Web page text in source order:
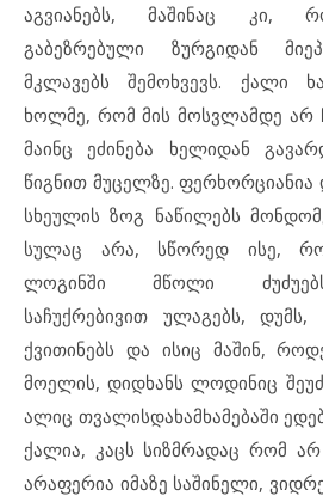
აგვიანებს, მაშინაც კი,
გაბეზრებული ზურგიდან
მკლავებს შემოხვევს. ქალი
ხოლმე, რომ მის მოსვლამდე არ
მაინც ეძინება ხელიდან
წიგნით მუცელზე.
სხეულის ზოგ ნაწილებს
სულაც არა, სწორედ ისე,
ლოგინში მწოლი
საჩუქრებივით ულაგებს,
ქვითინებს და ისიც მაშინ,
მოელის, დიდხანს ლოდინიც
ალიც თვალისდახამხამებაში
ქალია, კაცს სიზმრადაც რომ
არაფერია იმაზე საშინელი,